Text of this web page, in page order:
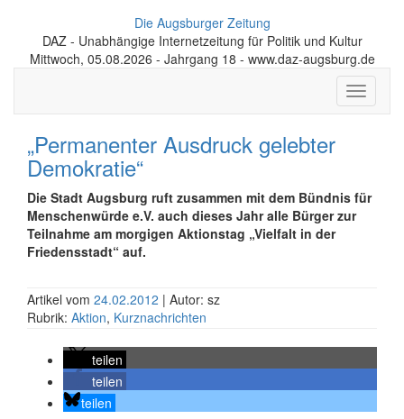
Die Augsburger Zeitung
DAZ - Unabhängige Internetzeitung für Politik und Kultur
Mittwoch, 05.08.2026 - Jahrgang 18 - www.daz-augsburg.de
Toggle
„Permanenter Ausdruck gelebter
Demokratie“
Die Stadt Augsburg ruft zusammen mit dem Bündnis für
Menschenwürde e.V. auch dieses Jahr alle Bürger zur
Teilnahme am morgigen Aktionstag „Vielfalt in der
Friedensstadt“ auf.
Artikel vom 24.02.2012 | Autor: sz
Rubrik: Aktion, Kurznachrichten
teilen
teilen
teilen